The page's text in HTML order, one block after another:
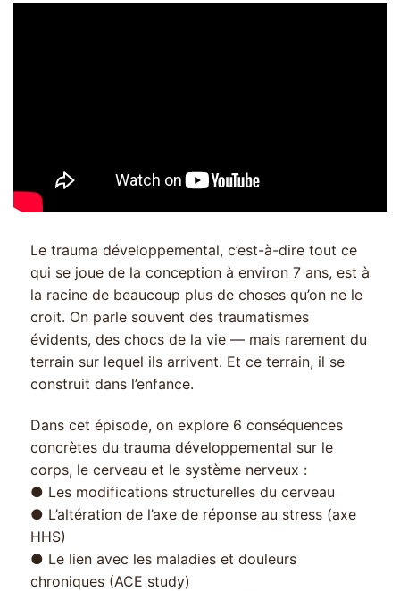
Le trauma développemental, c’est-à-dire tout ce
qui se joue de la conception à environ 7 ans, est à
la racine de beaucoup plus de choses qu’on ne le
croit. On parle souvent des traumatismes
évidents, des chocs de la vie — mais rarement du
terrain sur lequel ils arrivent. Et ce terrain, il se
construit dans l’enfance.
Dans cet épisode, on explore 6 conséquences
concrètes du trauma développemental sur le
corps, le cerveau et le système nerveux :
● Les modifications structurelles du cerveau
● L’altération de l’axe de réponse au stress (axe
HHS)
● Le lien avec les maladies et douleurs
chroniques (ACE study)